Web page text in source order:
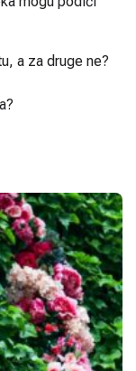
a za druge ne?